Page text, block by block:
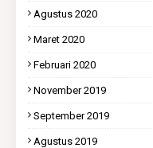
Agustus 2020
Maret 2020
Februari 2020
November 2019
September 2019
Agustus 2019